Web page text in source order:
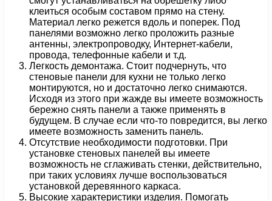
клеиться особым составом прямо на стену.
Материал легко режется вдоль и поперек. Под
панелями возможно легко проложить разные
антенны, электропроводку, Интернет-кабели,
провода, телефонные кабели и т.д.
Легкость демонтажа. Стоит подчернуть, что
стеновые панели для кухни не только легко
монтируются, но и достаточно легко снимаются.
Исходя из этого при жажде вы имеете возможность
бережно снять панели а также применять в
будущем. В случае если что-то повредится, вы легко
имеете возможность заменить панель.
Отсутствие необходимости подготовки. При
установке стеновых панелей вы имеете
возможность не сглаживать стенки, действительно,
при таких условиях лучше воспользоваться
установкой деревянного каркаса.
Высокие характеристики изделия. Помогать